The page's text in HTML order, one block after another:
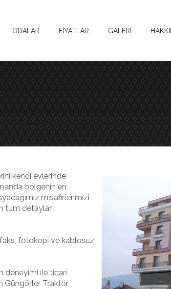
ODALAR FİYATLAR GALERİ
kendi evlerinde
bölgenin en
misafirlerimizi
tüm detaylar
fotokopi ve kablosuz
deneyimi ile ticari
Güngörler Traktör